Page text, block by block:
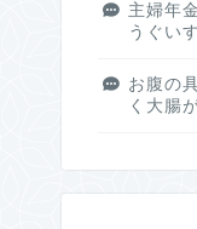
主婦年
うぐいす
お腹の
く大腸